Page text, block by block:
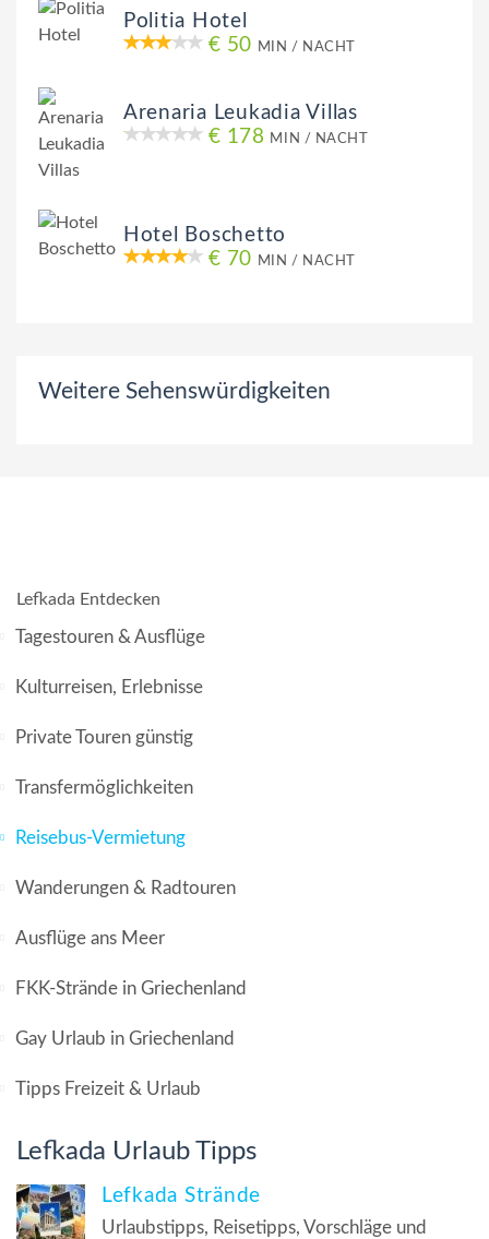
Politia Hotel
€ 50 MIN / NACHT
Arenaria Leukadia Villas
€ 178 MIN / NACHT
Hotel Boschetto
€ 70 MIN / NACHT
Weitere Sehenswürdigkeiten
Lefkada Entdecken
Tagestouren & Ausflüge
Kulturreisen, Erlebnisse
Private Touren günstig
Transfermöglichkeiten
Reisebus-Vermietung
Wanderungen & Radtouren
Ausflüge ans Meer
FKK-Strände in Griechenland
Gay Urlaub in Griechenland
Tipps Freizeit & Urlaub
Lefkada Urlaub Tipps
Lefkada Strände
Urlaubstipps, Reisetipps, Vorschläge und